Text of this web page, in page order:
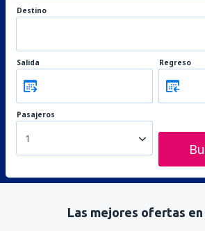
Destino
Salida Regreso
Pasajeros
1
Las mejores ofertas